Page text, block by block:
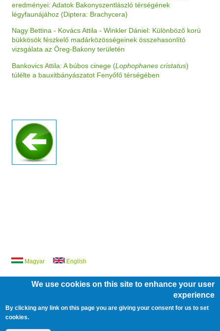
eredményei: Adatok Bakonyszentlászló térségének
légyfaunájához (Diptera: Brachycera)
Nagy Bettina - Kovács Attila - Winkler Dániel: Különböző korú
bükkösök fészkelő madárközösségeinek összehasonlító
vizsgálata az Öreg-Bakony területén
Bankovics Attila: A búbos cinege (Lophophanes cristatus)
túlélte a bauxitbányászatot Fenyőfő térségében
Magyar English
ÁLLÁSOK/ ÜVEGZSEB/ KÖZÉRDEKŰ ADATOK/
BARÁTI KÖR
We use cookies on this site to enhance your user
experience
By clicking any link on this page you are giving your consent for us to set
cookies.